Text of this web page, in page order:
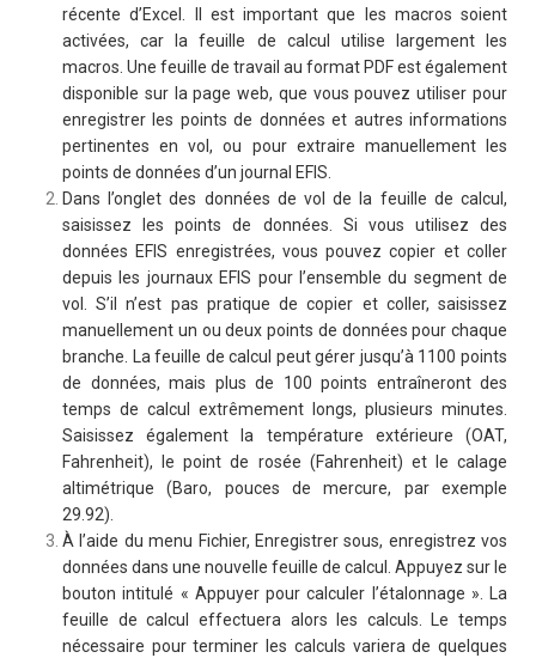
récente d’Excel. Il est important que les macros soient
activées, car la feuille de calcul utilise largement les
macros. Une feuille de travail au format PDF est également
disponible sur la page web, que vous pouvez utiliser pour
enregistrer les points de données et autres informations
pertinentes en vol, ou pour extraire manuellement les
points de données d’un journal EFIS.
Dans l’onglet des données de vol de la feuille de calcul,
saisissez les points de données. Si vous utilisez des
données EFIS enregistrées, vous pouvez copier et coller
depuis les journaux EFIS pour l’ensemble du segment de
vol. S’il n’est pas pratique de copier et coller, saisissez
manuellement un ou deux points de données pour chaque
branche. La feuille de calcul peut gérer jusqu’à 1100 points
de données, mais plus de 100 points entraîneront des
temps de calcul extrêmement longs, plusieurs minutes.
Saisissez également la température extérieure (OAT,
Fahrenheit), le point de rosée (Fahrenheit) et le calage
altimétrique (Baro, pouces de mercure, par exemple
29.92).
À l’aide du menu Fichier, Enregistrer sous, enregistrez vos
données dans une nouvelle feuille de calcul. Appuyez sur le
bouton intitulé « Appuyer pour calculer l’étalonnage ». La
feuille de calcul effectuera alors les calculs. Le temps
nécessaire pour terminer les calculs variera de quelques